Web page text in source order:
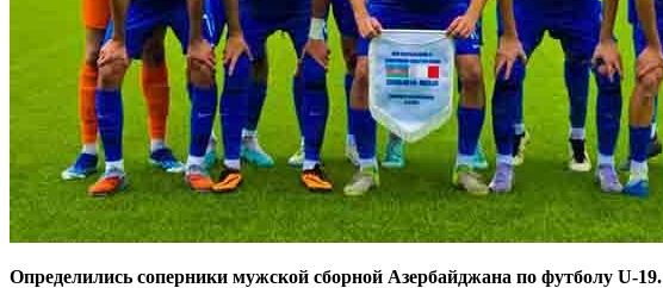
Определились соперники мужской сборной Азербайджана по футболу U-19.